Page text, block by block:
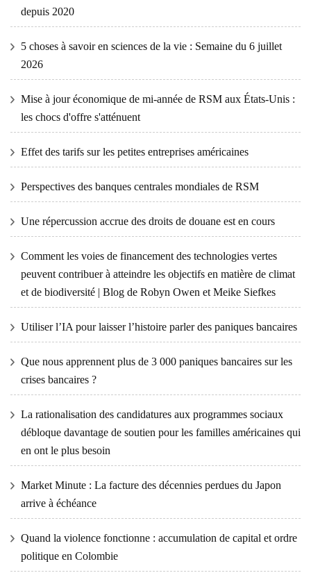
depuis 2020
5 choses à savoir en sciences de la vie : Semaine du 6 juillet
2026
Mise à jour économique de mi-année de RSM aux États-Unis :
les chocs d'offre s'atténuent
Effet des tarifs sur les petites entreprises américaines
Perspectives des banques centrales mondiales de RSM
Une répercussion accrue des droits de douane est en cours
Comment les voies de financement des technologies vertes
peuvent contribuer à atteindre les objectifs en matière de climat
et de biodiversité | Blog de Robyn Owen et Meike Siefkes
Utiliser l’IA pour laisser l’histoire parler des paniques bancaires
Que nous apprennent plus de 3 000 paniques bancaires sur les
crises bancaires ?
La rationalisation des candidatures aux programmes sociaux
débloque davantage de soutien pour les familles américaines qui
en ont le plus besoin
Market Minute : La facture des décennies perdues du Japon
arrive à échéance
Quand la violence fonctionne : accumulation de capital et ordre
politique en Colombie